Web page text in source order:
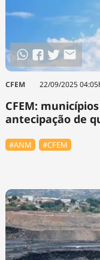
CFEM 22/09/2025
CFEM:
antecipação de
#ANM #CFEM